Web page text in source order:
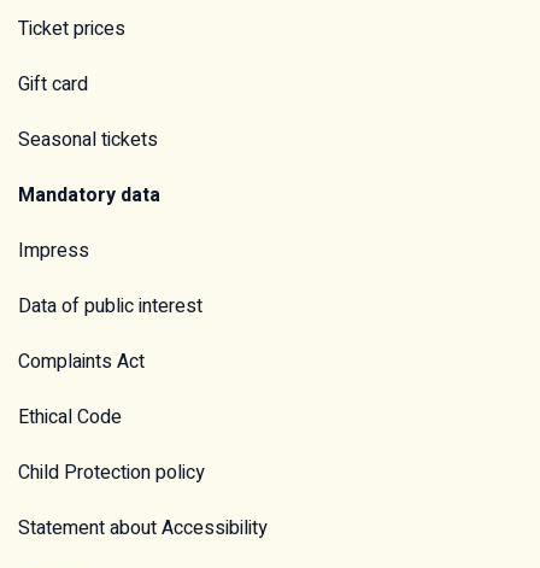
Ticket prices
Gift card
Seasonal tickets
Mandatory data
Impress
Data of public interest
Complaints Act
Ethical Code
Child Protection policy
Statement about Accessibility